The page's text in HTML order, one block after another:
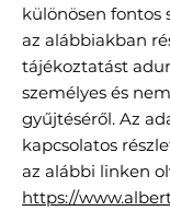
különösen fontos
az alábbiakban
tájékoztatást
személyes és
gyűjtéséről. Az
kapcsolatos
az alábbi linken
https://